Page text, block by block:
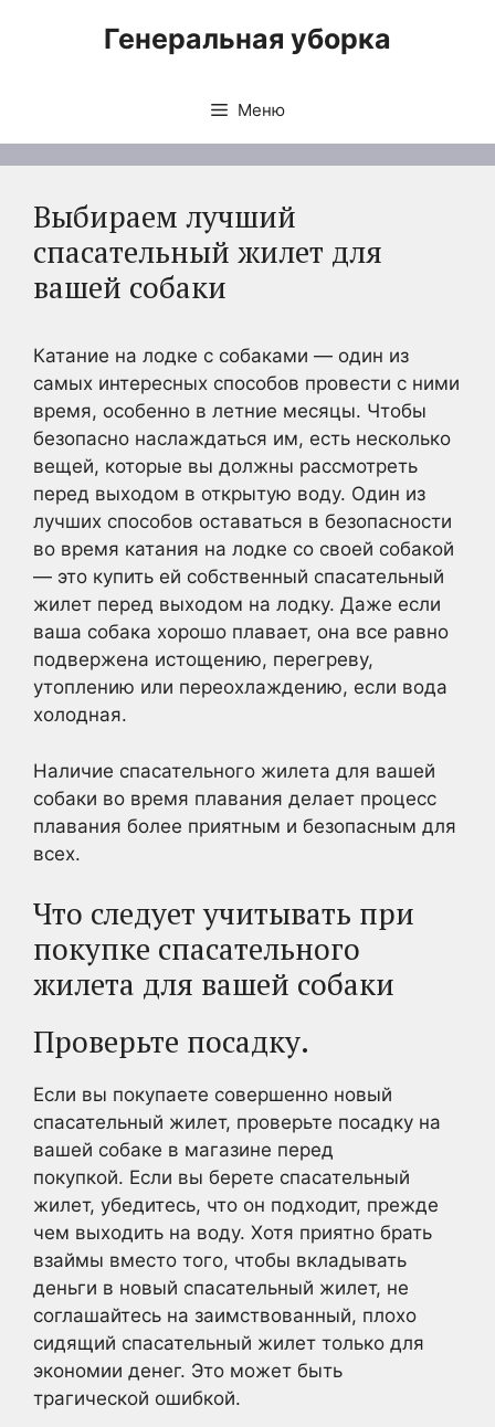
Генеральная уборка
Меню
Выбираем лучший
спасательный жилет для
вашей собаки
Катание на лодке с собаками — один из
самых интересных способов провести с ними
время, особенно в летние месяцы. Чтобы
безопасно наслаждаться им, есть несколько
вещей, которые вы должны рассмотреть
перед выходом в открытую воду. Один из
лучших способов оставаться в безопасности
во время катания на лодке со своей собакой
— это купить ей собственный спасательный
жилет перед выходом на лодку. Даже если
ваша собака хорошо плавает, она все равно
подвержена истощению, перегреву,
утоплению или переохлаждению, если вода
холодная.
Наличие спасательного жилета для вашей
собаки во время плавания делает процесс
плавания более приятным и безопасным для
всех.
Что следует учитывать при
покупке спасательного
жилета для вашей собаки
Проверьте посадку.
Если вы покупаете совершенно новый
спасательный жилет, проверьте посадку на
вашей собаке в магазине перед
покупкой. Если вы берете спасательный
жилет, убедитесь, что он подходит, прежде
чем выходить на воду. Хотя приятно брать
взаймы вместо того, чтобы вкладывать
деньги в новый спасательный жилет, не
соглашайтесь на заимствованный, плохо
сидящий спасательный жилет только для
экономии денег. Это может быть
трагической ошибкой.